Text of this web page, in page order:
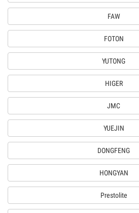
FAW
FOTON
YUTONG
HIGER
JMC
YUEJIN
DONGFENG
HONGYAN
Prestolite